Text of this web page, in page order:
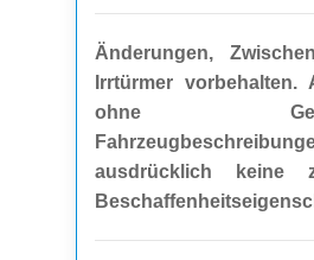
Änderungen,
Irrtürmer vorbehalten.
ohne
ausdrücklich keine